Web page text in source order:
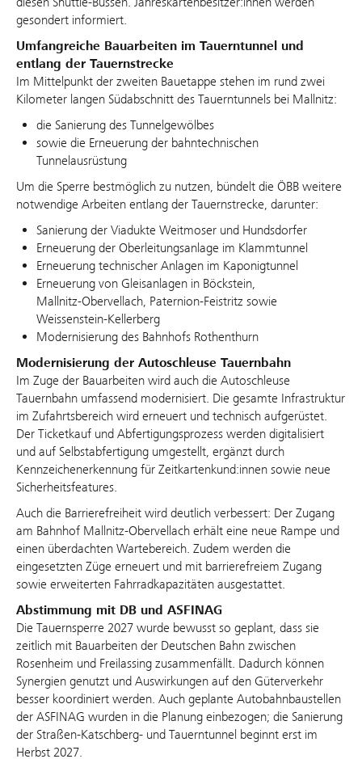
gesondert informiert.
Umfangreiche Bauarbeiten im Tauerntunnel und
entlang der Tauernstrecke
Im Mittelpunkt der zweiten Bauetappe stehen im rund zwei
Kilometer langen Südabschnitt des Tauerntunnels bei Mallnitz:
die Sanierung des Tunnelgewölbes
sowie die Erneuerung der bahntechnischen
Tunnelausrüstung
Um die Sperre bestmöglich zu nutzen, bündelt die ÖBB weitere
notwendige Arbeiten entlang der Tauernstrecke, darunter:
Sanierung der Viadukte Weitmoser und Hundsdorfer
Erneuerung der Oberleitungsanlage im Klammtunnel
Erneuerung technischer Anlagen im Kaponigtunnel
Erneuerung von Gleisanlagen in Böckstein,
Mallnitz‑Obervellach, Paternion‑Feistritz sowie
Weissenstein‑Kellerberg
Modernisierung des Bahnhofs Rothenthurn
Modernisierung der Autoschleuse Tauernbahn
Im Zuge der Bauarbeiten wird auch die Autoschleuse
Tauernbahn umfassend modernisiert. Die gesamte Infrastruktur
im Zufahrtsbereich wird erneuert und technisch aufgerüstet.
Der Ticketkauf und Abfertigungsprozess werden digitalisiert
und auf Selbstabfertigung umgestellt, ergänzt durch
Kennzeichenerkennung für Zeitkartenkund:innen sowie neue
Sicherheitsfeatures.
Auch die Barrierefreiheit wird deutlich verbessert: Der Zugang
am Bahnhof Mallnitz‑Obervellach erhält eine neue Rampe und
einen überdachten Wartebereich. Zudem werden die
eingesetzten Züge erneuert und mit barrierefreiem Zugang
sowie erweiterten Fahrradkapazitäten ausgestattet.
Abstimmung mit DB und ASFINAG
Die Tauernsperre 2027 wurde bewusst so geplant, dass sie
zeitlich mit Bauarbeiten der Deutschen Bahn zwischen
Rosenheim und Freilassing zusammenfällt. Dadurch können
Synergien genutzt und Auswirkungen auf den Güterverkehr
besser koordiniert werden. Auch geplante Autobahnbaustellen
der ASFINAG wurden in die Planung einbezogen; die Sanierung
der Straßen‑Katschberg- und Tauerntunnel beginnt erst im
Herbst 2027.